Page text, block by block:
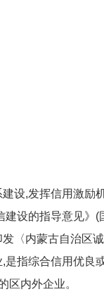
设,发挥信用激励
设的指导意见
〈内蒙古自治区
指综合信用优良
区内外企业。